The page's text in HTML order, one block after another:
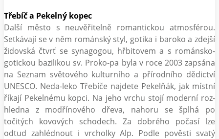
Třebíč a Pekelný kopec
Další město s neuvěřitelně romantickou atmosférou.
Setkávají se v něm románský styl, gotika i baroko a zdejší
židovská čtvrť se synagogou, hřbitovem a s románsko-
gotickou bazilikou sv. Proko-pa byla v roce 2003 zapsána
na Seznam světového kulturního a přírodního dědictví
UNESCO. Neda-leko Třebíče najdete Pekelňák, jak místní
říkají Pekelnému kopci. Na jeho vrchu stojí moderní roz-
hledna z modřínového dřeva, nahoru se šplhá po
točitých kovových schodech. Za dobrého počasí lze
odtud zahlédnout i vrcholky Alp. Podle pověsti svatý